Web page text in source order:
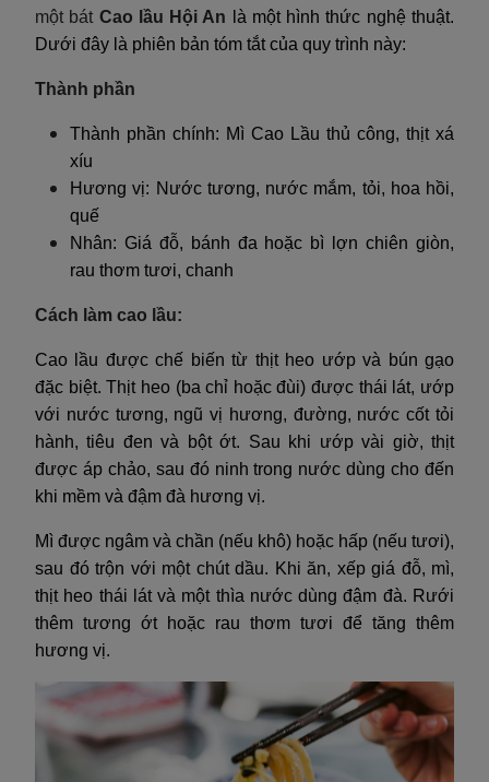
một bát Cao lầu Hội An
là một hình thức nghệ thuật.
Dưới đây là phiên bản tóm tắt của quy trình này:
Thành phần
Thành phần chính: Mì Cao Lầu thủ công, thịt xá
xíu
Hương vị: Nước tương, nước mắm, tỏi, hoa hồi,
quế
Nhân: Giá đỗ, bánh đa hoặc bì lợn chiên giòn,
rau thơm tươi, chanh
Cách làm cao lầu:
Cao lầu được chế biến từ thịt heo ướp và bún gạo
đặc biệt. Thịt heo (ba chỉ hoặc đùi) được thái lát, ướp
với nước tương, ngũ vị hương, đường, nước cốt tỏi
hành, tiêu đen và bột ớt. Sau khi ướp vài giờ, thịt
được áp chảo, sau đó ninh trong nước dùng cho đến
khi mềm và đậm đà hương vị.
Mì được ngâm và chần (nếu khô) hoặc hấp (nếu tươi),
sau đó trộn với một chút dầu. Khi ăn, xếp giá đỗ, mì,
thịt heo thái lát và một thìa nước dùng đậm đà. Rưới
thêm tương ớt hoặc rau thơm tươi để tăng thêm
hương vị.